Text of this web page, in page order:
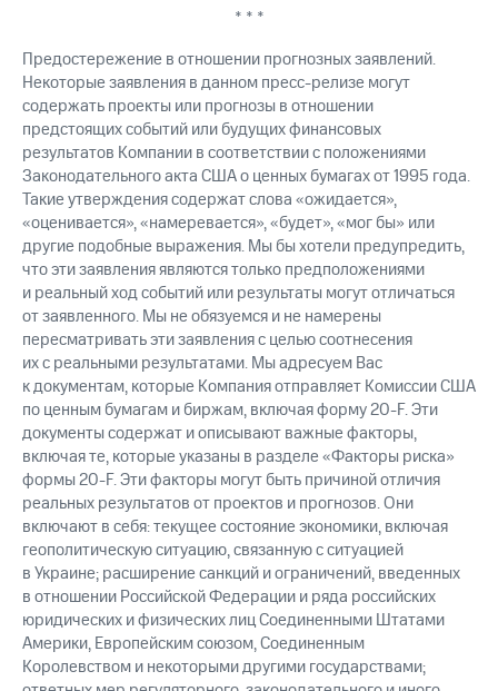
* * *
Предостережение в отношении прогнозных заявлений.
Некоторые заявления в данном пресс-релизе могут
содержать проекты или прогнозы в отношении
предстоящих событий или будущих финансовых
результатов Компании в соответствии с положениями
Законодательного акта США о ценных бумагах от 1995 года.
Такие утверждения содержат слова «ожидается»,
«оценивается», «намеревается», «будет», «мог бы» или
другие подобные выражения. Мы бы хотели предупредить,
что эти заявления являются только предположениями
и реальный ход событий или результаты могут отличаться
от заявленного. Мы не обязуемся и не намерены
пересматривать эти заявления с целью соотнесения
их с реальными результатами. Мы адресуем Вас
к документам, которые Компания отправляет Комиссии США
по ценным бумагам и биржам, включая форму 20-F. Эти
документы содержат и описывают важные факторы,
включая те, которые указаны в разделе «Факторы риска»
формы 20-F. Эти факторы могут быть причиной отличия
реальных результатов от проектов и прогнозов. Они
включают в себя: текущее состояние экономики, включая
геополитическую ситуацию, связанную с ситуацией
в Украине; расширение санкций и ограничений, введенных
в отношении Российской Федерации и ряда российских
юридических и физических лиц Соединенными Штатами
Америки, Европейским союзом, Соединенным
Королевством и некоторыми другими государствами;